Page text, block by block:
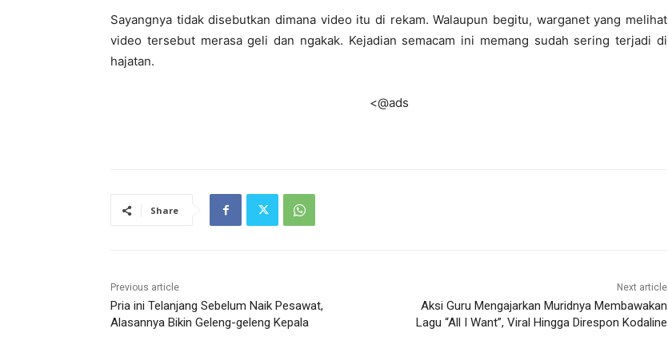
Sayangnya tidak disebutkan dimana video itu di rekam. Walaupun begitu, warganet yang melihat
video tersebut merasa geli dan ngakak. Kejadian semacam ini memang sudah sering terjadi di
hajatan.
<@ads
Share
Previous article
Pria ini Telanjang Sebelum Naik Pesawat,
Alasannya Bikin Geleng-geleng Kepala
Next article
Aksi Guru Mengajarkan Muridnya Membawakan
Lagu “All I Want”, Viral Hingga Direspon Kodaline